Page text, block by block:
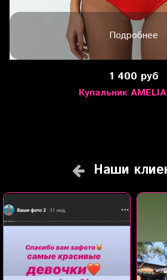
Подробнее
1 400 руб
Купальник
Наши